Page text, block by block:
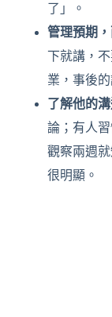
了」。
管理預期
下就講，
業，事後
了解他的
論；有人
觀察兩週
很明顯。